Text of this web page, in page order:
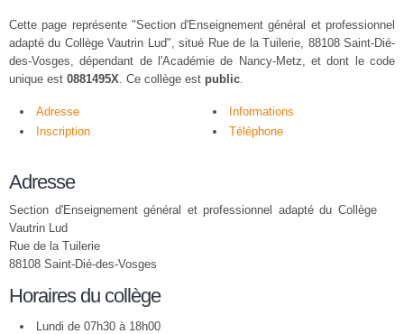
Cette page représente "Section d'Enseignement général et professionnel
adapté du Collège Vautrin Lud", situé Rue de la Tuilerie, 88108 Saint-Dié-
des-Vosges, dépendant de l'Académie de Nancy-Metz, et dont le code
unique est 0881495X. Ce collège est public.
Adresse
Informations
Inscription
Téléphone
Adresse
Section d'Enseignement général et professionnel adapté du Collège
Vautrin Lud
Rue de la Tuilerie
88108 Saint-Dié-des-Vosges
Horaires du collège
Lundi de 07h30 à 18h00